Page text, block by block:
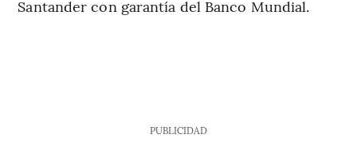
Santander con garantía del Banco Mundial.
PUBLICIDAD